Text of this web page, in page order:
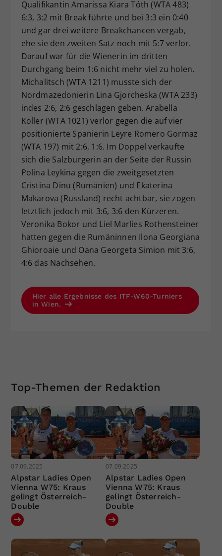
Qualifikantin Amarissa Kiara Tóth (WTA 483)
6:3, 3:2 mit Break führte und bei 3:3 ein 0:40
und gar drei weitere Breakchancen vergab,
ehe sie den zweiten Satz noch mit 5:7 verlor.
Darauf war für die Wienerin im dritten
Durchgang beim 1:6 nicht mehr viel zu holen.
Michalitsch (WTA 1211) musste sich der
Nordmazedonierin Lina Gjorcheska (WTA 233)
indes 2:6, 2:6 geschlagen geben. Arabella
Koller (WTA 1021) verlor gegen die auf vier
positionierte Spanierin Leyre Romero Gormaz
(WTA 197) mit 2:6, 1:6. Im Doppel verkaufte
sich die Salzburgerin an der Seite der Russin
Polina Leykina gegen die zweitgesetzten
Cristina Dinu (Rumänien) und Ekaterina
Makarova (Russland) recht achtbar, sie zogen
letztlich jedoch mit 3:6, 3:6 den Kürzeren.
Veronika Bokor und Liel Marlies Rothensteiner
hatten gegen die Rumäninnen Ilona Georgiana
Ghioroaie und Oana Georgeta Simion mit 3:6,
4:6 das Nachsehen.
Hier alle Ergebnisse des ITF-W60-Turniers
in Wien.
Top-Themen der Redaktion
07.09.2025
Alpstar Ladies Open
Vienna W75: Kraus
gelingt Österreich-
Double
07.09.2025
Alpstar Ladies Open
Vienna W75: Kraus
gelingt Österreich-
Double